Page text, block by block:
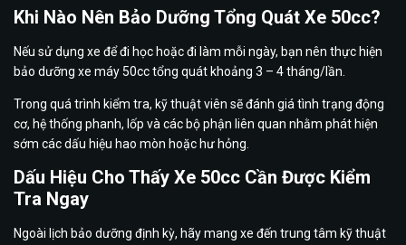
Khi Nào Nên Bảo Dưỡng Tổng Quát Xe 50cc?
Nếu sử dụng xe để đi học hoặc đi làm mỗi ngày, bạn nên thực hiện
bảo dưỡng xe máy 50cc tổng quát khoảng 3 – 4 tháng/lần.
Trong quá trình kiểm tra, kỹ thuật viên sẽ đánh giá tình trạng động
cơ, hệ thống phanh, lốp và các bộ phận liên quan nhằm phát hiện
sớm các dấu hiệu hao mòn hoặc hư hỏng.
Dấu Hiệu Cho Thấy Xe 50cc Cần Được Kiểm
Tra Ngay
Ngoài lịch bảo dưỡng định kỳ, hãy mang xe đến trung tâm kỹ thuật